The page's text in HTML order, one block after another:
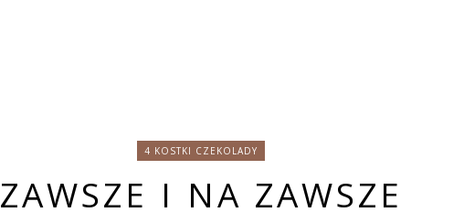
4 KOSTKI CZEKOLADY
ZAWSZE I NA ZAWSZE